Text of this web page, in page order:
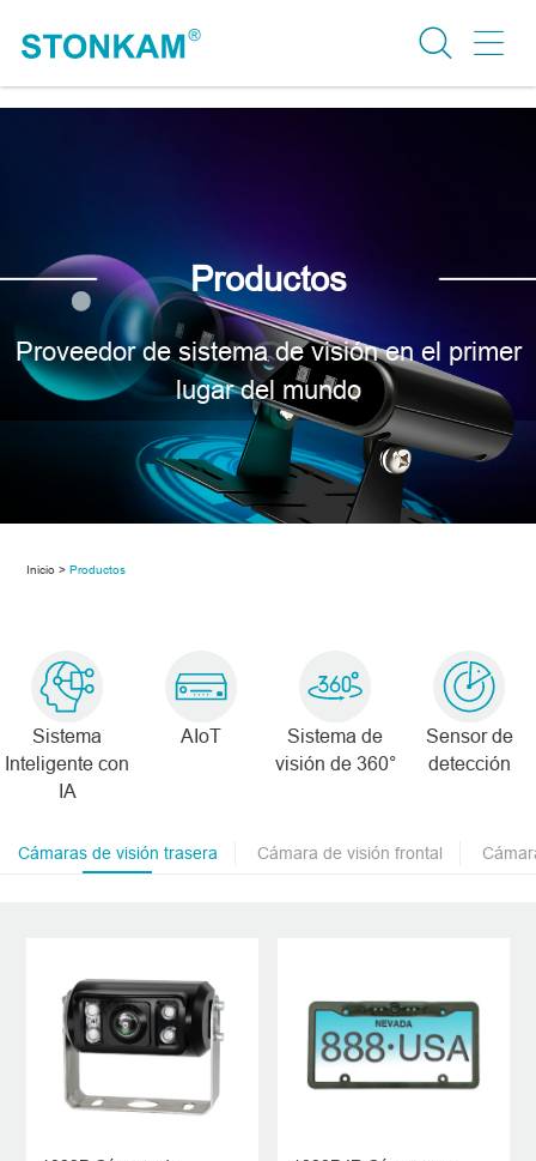
Productos
Proveedor de sistema de visión en el primer
lugar del mundo
Inicio > Productos
Sistema
Inteligente con
IA
AIoT
Sistema de
visión de 360°
Sensor de
detección
Cámaras de visión trasera Cámara de visión frontal